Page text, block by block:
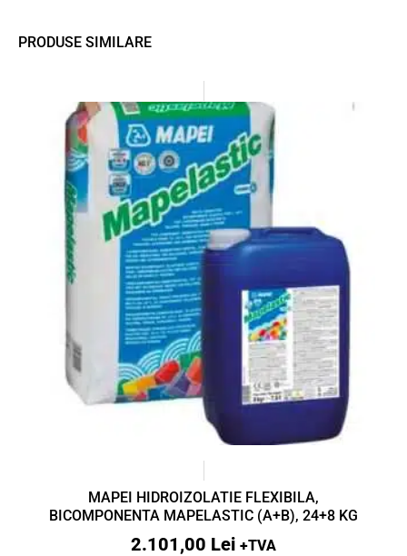
PRODUSE SIMILARE
MAPEI HIDROIZOLATIE FLEXIBILA,
BICOMPONENTA MAPELASTIC (A+B), 24+8 KG
2.101,00 Lei +TVA